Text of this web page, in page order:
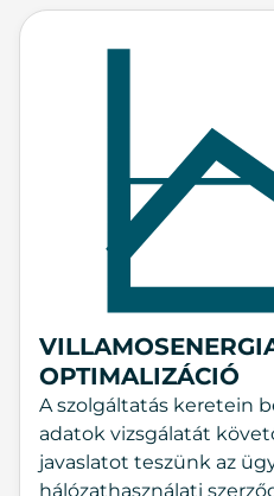
OPTIMALIZÁCIÓ
A szolgáltatás keretein
adatok vizsgálatát
javaslatot teszünk az
hálózathasználati